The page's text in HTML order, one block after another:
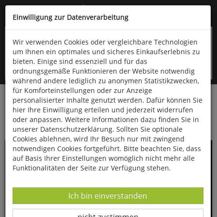
Kompletten Head der Seite überspringen
oder (06766) 9323-960
Startseite Bücher Biologie allgemein Zoologie
Tiger
Einwilligung zur Datenverarbeitung
Wir verwenden Cookies oder vergleichbare Technologien
um Ihnen ein optimales und sicheres Einkaufserlebnis zu
bieten. Einige sind essenziell und für das
ordnungsgemäße Funktionieren der Website notwendig
während andere lediglich zu anonymen Statistikzwecken,
für Komforteinstellungen oder zur Anzeige
personalisierter Inhalte genutzt werden. Dafür können Sie
hier Ihre Einwilligung erteilen und jederzeit widerrufen
oder anpassen. Weitere Informationen dazu finden Sie in
unserer Datenschutzerklärung. Sollten Sie optionale
Cookies ablehnen, wird Ihr Besuch nur mit zwingend
notwendigen Cookies fortgeführt. Bitte beachten Sie, dass
auf Basis Ihrer Einstellungen womöglich nicht mehr alle
Funktionalitäten der Seite zur Verfügung stehen.
Datenverarbeitung -
Ich bin einverstanden